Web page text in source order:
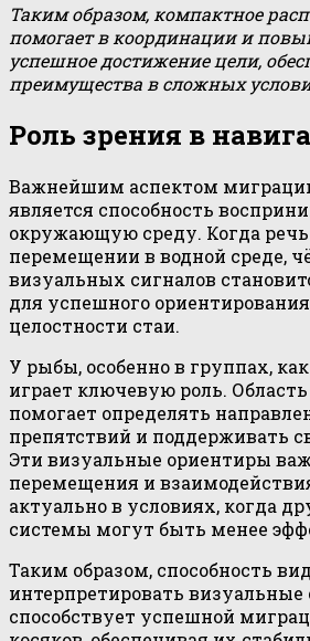
Таким образом, компактное
помогает в координации и
успешное достижение цели,
преимущества в сложных
Роль зрения в
Важнейшим аспектом
является способность
окружающую среду. Когда
перемещении в водной среде,
визуальных сигналов
для успешного
целостности стаи.
У рыбы, особенно в группах,
играет ключевую роль.
помогает определять
препятствий и поддерживать
Эти визуальные ориентиры
перемещения и
актуально в условиях, когда
системы могут быть менее
Таким образом, способность
интерпретировать визуальные
способствует успешной